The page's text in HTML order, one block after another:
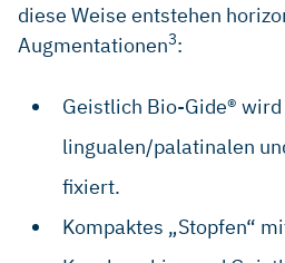
diese Weise entstehen
Augmentationen3:
Geistlich Bio-Gide®
lingualen/palatinalen
fixiert.
Kompaktes „Stopfen“